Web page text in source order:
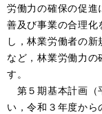
労働力の確保の促進
善及び事業の合理
し，林業労働者の
など，林業労働力
す。
第５期基本計画（
い，令和３年度か